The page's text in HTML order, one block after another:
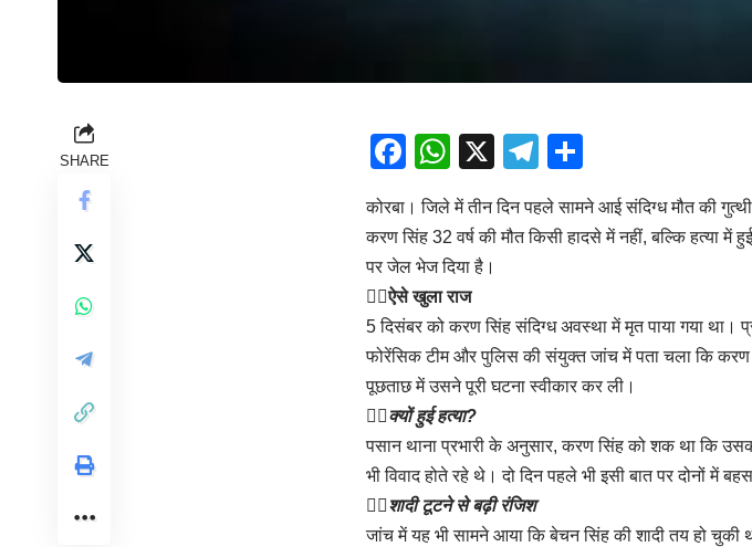
SHARE Facebook
WhatsApp
X Telegram
कोरबा। जिले में तीन दिन पहले सामने आई संदिग्ध मौत की
करण सिंह 32 वर्ष की मौत किसी हादसे में नहीं, बल्कि हत्या में
पर जेल भेज दिया है।
👉🏻ऐसे खुला राज
5 दिसंबर को करण सिंह संदिग्ध अवस्था में मृत पाया गया
फोरेंसिक टीम और पुलिस की संयुक्त जांच में पता चला कि
पूछताछ में उसने पूरी घटना स्वीकार कर ली।
👉🏻क्यों हुई हत्या?
पसान थाना प्रभारी के अनुसार, करण सिंह को शक था कि
भी विवाद होते रहे थे। दो दिन पहले भी इसी बात पर दोनों
👉🏻शादी टूटने से बढ़ी रंजिश
जांच में यह भी सामने आया कि बेचन सिंह की शादी तय हो